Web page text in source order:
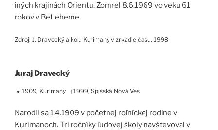
iných krajinách Orientu. Zomrel 8.6.1969 vo veku 61
rokov v Betleheme.
Zdroj: J. Dravecký a kol.: Kurimany v zrkadle času, 1998
Juraj Dravecký
★ 1909, Kurimany †1999, Spišská Nová Ves
Narodil sa 1.4.1909 v početnej roľníckej rodine v
Kurimanoch. Tri ročníky ľudovej školy navštevoval v